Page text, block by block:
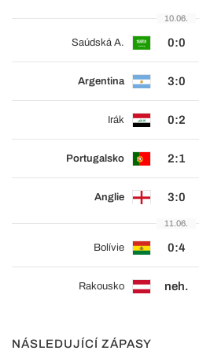
10.06.
Saúdská A. 0:0
Argentina 3:0
Irák 0:2
Portugalsko 2:1
Anglie 3:0
11.06.
Bolívie 0:4
Rakousko neh.
NÁSLEDUJÍCÍ ZÁPASY